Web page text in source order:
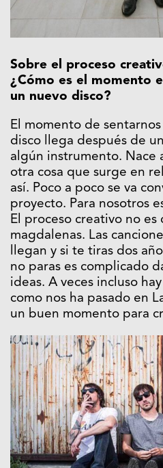
Sobre el proceso
¿Cómo es el momento
un nuevo disco?
El momento de
disco llega después de
algún instrumento. Nace
otra cosa que surge en
así. Poco a poco se va
proyecto. Para nosotros
El proceso creativo no es
magdalenas. Las
llegan y si te tiras dos
no paras es complicado
ideas. A veces incluso
como nos ha pasado en
un buen momento para